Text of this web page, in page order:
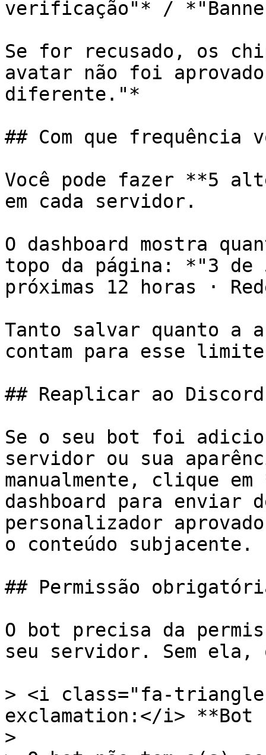
verificação"* /
Se for recusado, os
avatar não foi
diferente."*
## Com que frequência
Você pode fazer **5
em cada servidor.
O dashboard mostra
topo da página: *"3 de
próximas 12 horas ·
Tanto salvar quanto a
contam para esse
## Reaplicar ao Discord
Se o seu bot foi
servidor ou sua
manualmente, clique
dashboard para enviar
personalizador
o conteúdo subjacente.
## Permissão
O bot precisa da
seu servidor. Sem ela,
> <i class="fa-
exclamation:</i> **Bot
>